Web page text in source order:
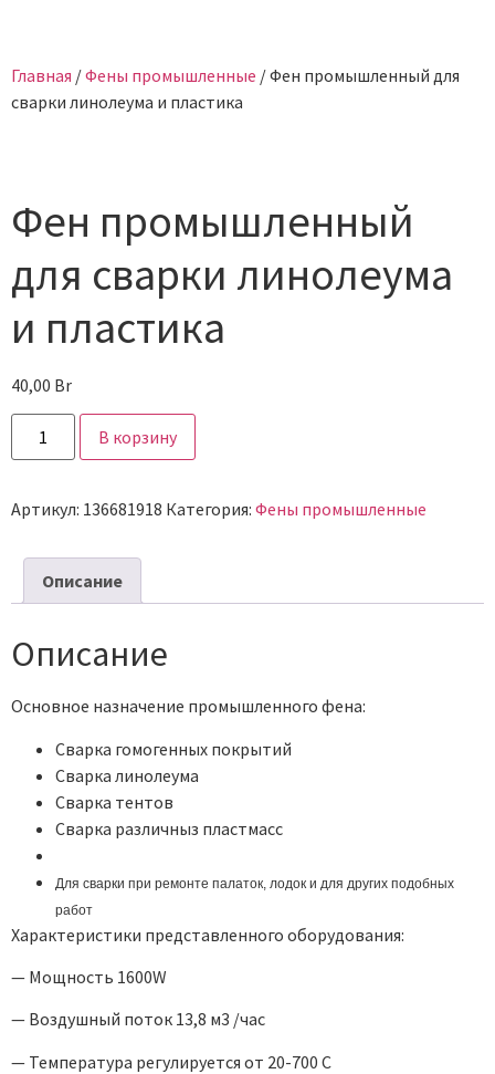
Главная /Фены промышленные / Фен промышленный для
сварки линолеума и пластика
Фен промышленный
для сварки линолеума
и пластика
40,00 Br
В корзину
Артикул: 136681918 Категория: Фены промышленные
Описание
Описание
Основное назначение промышленного фена:
Сварка гомогенных покрытий
Сварка линолеума
Сварка тентов
Сварка различныз пластмасс
Для сварки при ремонте палаток, лодок и для других подобных
работ
Характеристики представленного оборудования:
— Мощность 1600W
— Воздушный поток 13,8 м3 /час
— Температура регулируется от 20-700 C